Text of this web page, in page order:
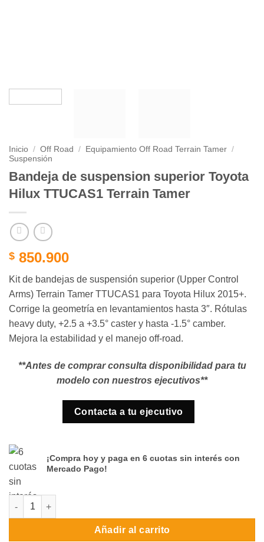
Inicio / Off Road / Equipamiento Off Road Terrain Tamer /
Suspensión
Bandeja de suspension superior Toyota
Hilux TTUCAS1 Terrain Tamer
$ 850.900
Kit de bandejas de suspensión superior (Upper Control
Arms) Terrain Tamer TTUCAS1 para Toyota Hilux 2015+.
Corrige la geometría en levantamientos hasta 3″. Rótulas
heavy duty, +2.5 a +3.5° caster y hasta -1.5° camber.
Mejora la estabilidad y el manejo off-road.
**Antes de comprar consulta disponibilidad para tu
modelo con nuestros ejecutivos**
Contacta a tu ejecutivo
¡Compra hoy y paga en 6 cuotas sin interés con
Mercado Pago!
Bandeja de suspension superior Toyota Hilux TTUCAS1
Añadir al carrito